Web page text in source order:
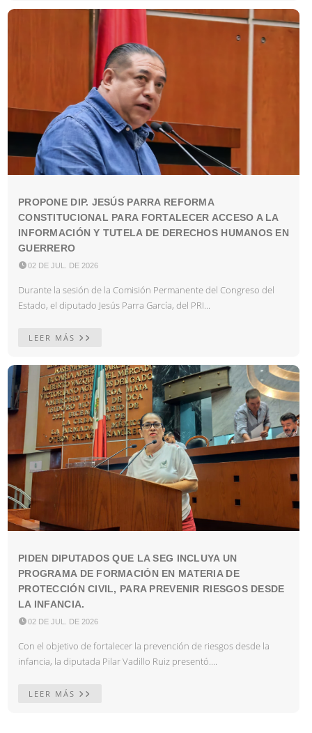
PROPONE DIP. JESÚS PARRA REFORMA
CONSTITUCIONAL PARA FORTALECER ACCESO A LA
INFORMACIÓN Y TUTELA DE DERECHOS HUMANOS EN
GUERRERO
02 DE JUL. DE 2026
Durante la sesión de la Comisión Permanente del Congreso del
Estado, el diputado Jesús Parra García, del PRI...
LEER MÁS
PIDEN DIPUTADOS QUE LA SEG INCLUYA UN
PROGRAMA DE FORMACIÓN EN MATERIA DE
PROTECCIÓN CIVIL, PARA PREVENIR RIESGOS DESDE
LA INFANCIA.
02 DE JUL. DE 2026
Con el objetivo de fortalecer la prevención de riesgos desde la
infancia, la diputada Pilar Vadillo Ruiz presentó....
LEER MÁS